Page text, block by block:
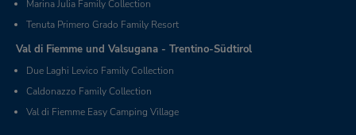
Marina Julia Family Collection
Tenuta Primero Grado Family Resort
Val di Fiemme und Valsugana - Trentino-Südtirol
Due Laghi Levico Family Collection
Caldonazzo Family Collection
Val di Fiemme Easy Camping Village